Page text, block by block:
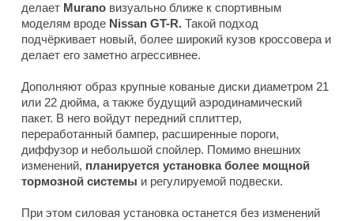
делает Murano визуально ближе к спортивным
моделям вроде Nissan GT-R. Такой подход
подчёркивает новый, более широкий кузов кроссовера и
делает его заметно агрессивнее.
Дополняют образ крупные кованые диски диаметром 21
или 22 дюйма, а также будущий аэродинамический
пакет. В него войдут передний сплиттер,
переработанный бампер, расширенные пороги,
диффузор и небольшой спойлер. Помимо внешних
изменений, планируется установка более мощной
тормозной системы и регулируемой подвески.
При этом силовая установка останется без изменений